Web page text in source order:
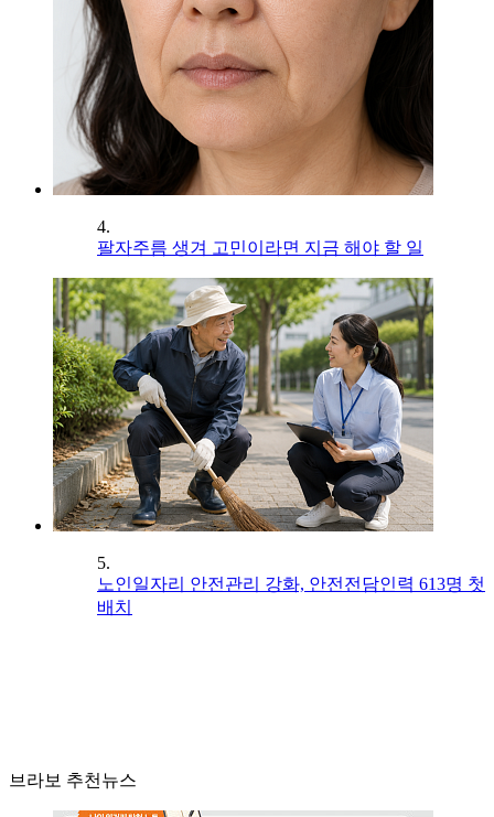
4.
팔자주름 생겨 고민이라면 지금 해야 할 일
5.
노인일자리 안전관리 강화, 안전전담인력 613명 첫
배치
브라보 추천뉴스